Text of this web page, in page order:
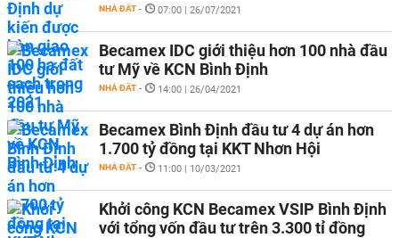
NHÀ ĐẤT - 07:00 | 26/07/2021
Becamex IDC giới thiệu hơn 100 nhà đầu
tư Mỹ về KCN Bình Định
NHÀ ĐẤT - 14:00 | 26/04/2021
Becamex Bình Định đầu tư 4 dự án hơn
1.700 tỷ đồng tại KKT Nhơn Hội
NHÀ ĐẤT - 11:00 | 10/03/2021
Khởi công KCN Becamex VSIP Bình Định
với tổng vốn đầu tư trên 3.300 tỉ đồng